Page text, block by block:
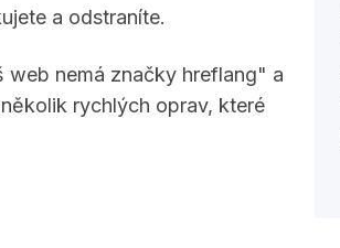
a odstraníte.
nemá značky hreflang" a
rychlých oprav, které